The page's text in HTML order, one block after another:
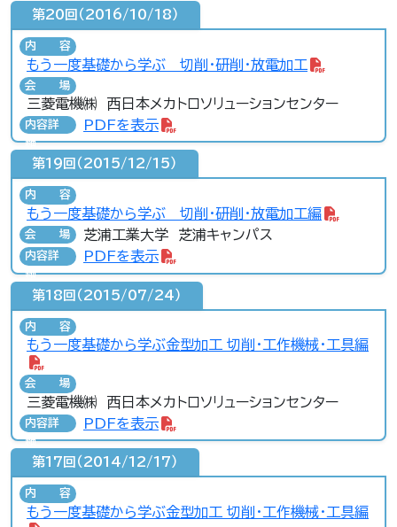
第20回（2016/10/18）
内容
もう一度基礎から学ぶ 切削・研削・放電加工
会場
三菱電機㈱ 西日本メカトロソリューションセンター
内容詳
細
PDFを表示
第19回（2015/12/15）
内容
もう一度基礎から学ぶ 切削・研削・放電加工編
会場 芝浦工業大学 芝浦キャンパス
内容詳
細
PDFを表示
第18回（2015/07/24）
内容
もう一度基礎から学ぶ金型加工 切削・工作機械・工具編
会場
三菱電機㈱ 西日本メカトロソリューションセンター
内容詳
細
PDFを表示
第17回（2014/12/17）
内容
もう一度基礎から学ぶ金型加工 切削・工作機械・工具編